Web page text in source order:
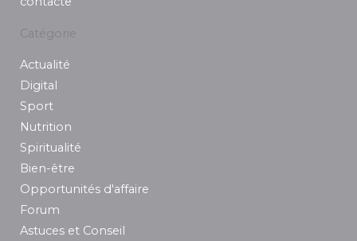
Catégorie
Actualité
Digital
Sport
Nutrition
Spiritualité
Bien-être
Opportunités d'affaire
Forum
Astuces et Conseil